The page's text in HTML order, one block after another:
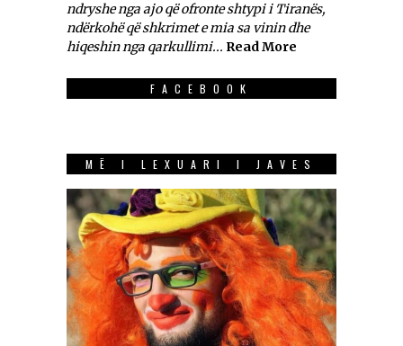
ndryshe nga ajo që ofronte shtypi i Tiranës,
ndërkohë që shkrimet e mia sa vinin dhe
hiqeshin nga qarkullimi... Read More
FACEBOOK
MË I LEXUARI I JAVES